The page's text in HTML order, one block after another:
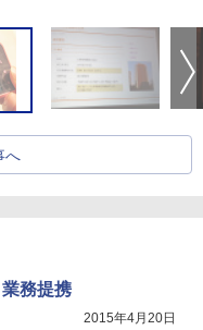
へ
務提携
2015年4月20日